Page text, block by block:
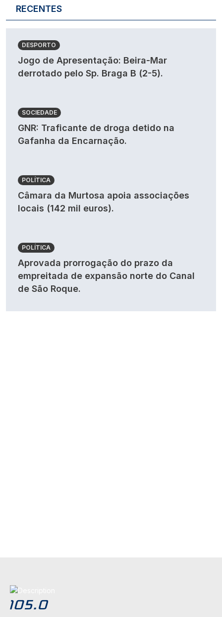
RECENTES
DESPORTO
Jogo de Apresentação: Beira-Mar
derrotado pelo Sp. Braga B (2-5).
SOCIEDADE
GNR: Traficante de droga detido na
Gafanha da Encarnação.
POLÍTICA
Câmara da Murtosa apoia associações
locais (142 mil euros).
POLÍTICA
Aprovada prorrogação do prazo da
empreitada de expansão norte do Canal
de São Roque.